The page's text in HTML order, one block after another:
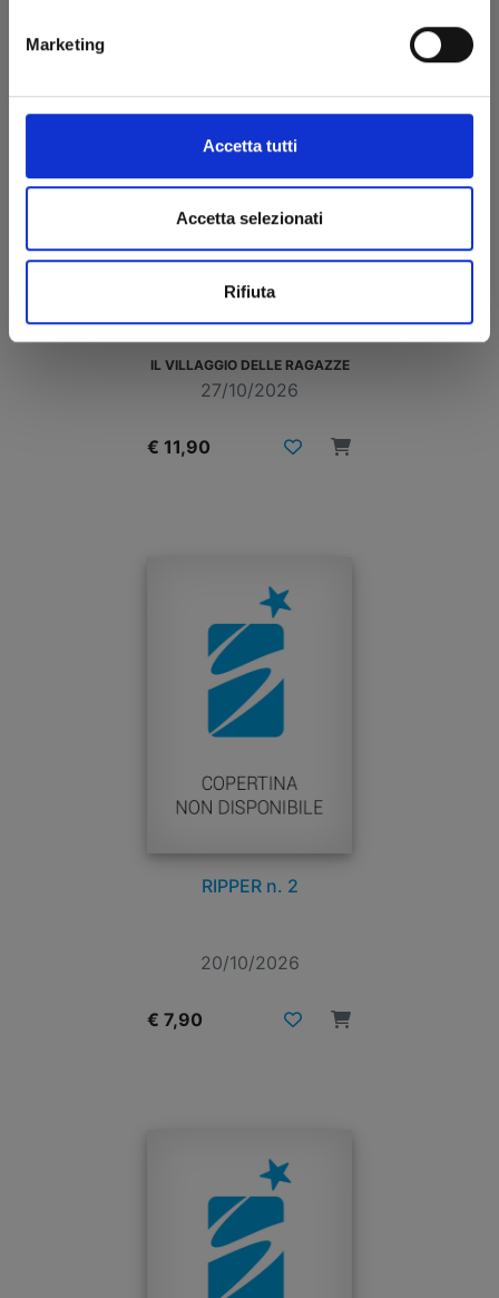
Marketing
Accetta tutti
Accetta selezionati
Rifiuta
IL VILLAGGIO DELLE RAGAZZE
27/10/2026
€ 11,90
RIPPER n. 2
20/10/2026
€ 7,90